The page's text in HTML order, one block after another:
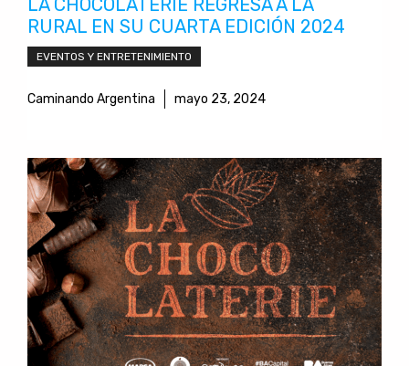
LA CHOCOLATERIE REGRESA A LA
RURAL EN SU CUARTA EDICIÓN 2024
EVENTOS Y ENTRETENIMIENTO
Caminando Argentina mayo 23, 2024